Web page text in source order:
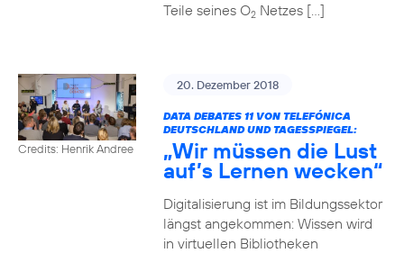
Teile seines O2Netzes […]
Credits: Henrik Andree
20. Dezember 2018
DATA DEBATES 11 VON TELEFÓNICA
DEUTSCHLAND UND TAGESSPIEGEL:
„Wir müssen die Lust
auf’s Lernen wecken“
Digitalisierung ist im Bildungssektor
längst angekommen: Wissen wird
in virtuellen Bibliotheken